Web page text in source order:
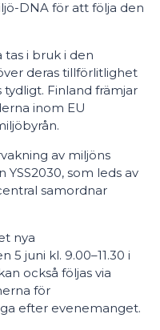
DNA för att följa den
i bruk i den
deras tillförlitlighet
Finland främjar
inom EU
av miljöns
som leds av
samordnar
nya
juni kl. 9.00–11.30 i
också följas via
för
efter evenemanget.